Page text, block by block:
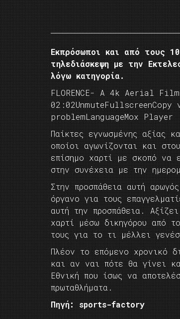
Εκπρόσωποι και από τους
τηλεδιάσκεψη με την
λόγω κατηγορία.
FLORENCE- A 4k Aerial
problemLanguageMox Player
Παίκτες εγνωσμένης αξίας
οποίοι αγωνίζονται και
επίσημο χαρτί με σκοπό να
στην συνέχεια με την
Στην προσπάθεια αυτή
όργανο για τους
αυτή την προσπάθεια.
χαρτί μέσω δικηγόρου από
τους για το τι μέλλει
Πλέον το επόμενο χρονικό
και αν ναι πότε θα γίνει
Εθνική που ίσως να
πρωταθλήματα.
Πηγή: sports-factory